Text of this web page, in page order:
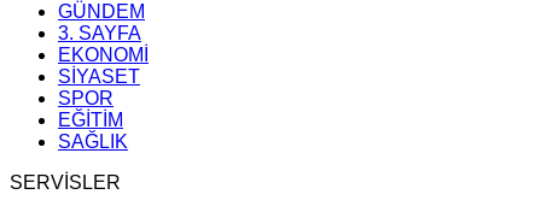
GÜNDEM
3. SAYFA
EKONOMİ
SİYASET
SPOR
EĞİTİM
SAĞLIK
SERVİSLER